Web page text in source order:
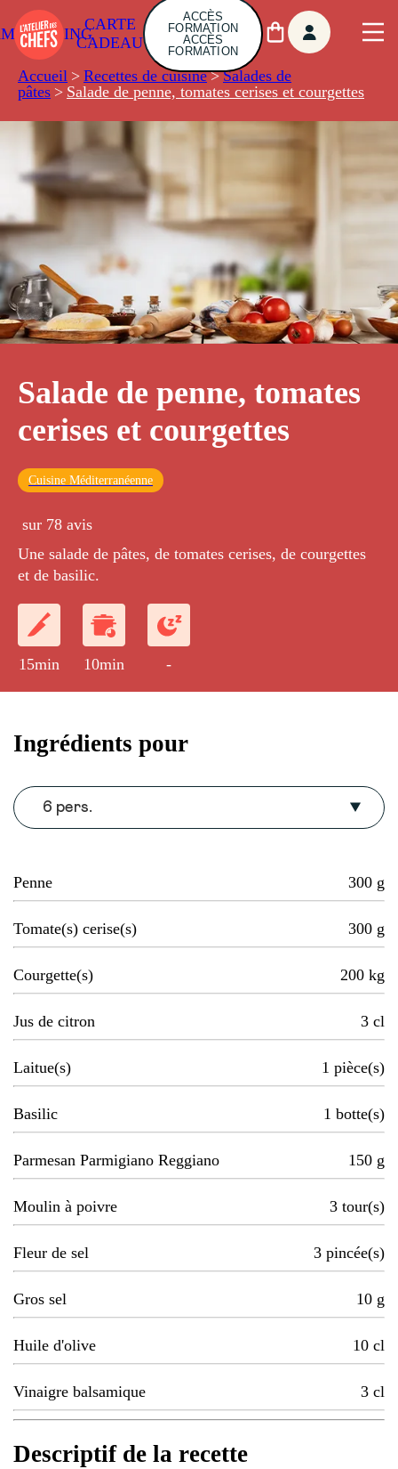
CARTE
CADEAU
ACCÈS
FORMATION
ACCÈS
FORMATION
Accueil > Recettes de cuisine > Salades de
pâtes > Salade de penne, tomates cerises et courgettes
Salade de penne, tomates
cerises et courgettes
Cuisine Méditerranéenne
sur 78 avis
Une salade de pâtes, de tomates cerises, de courgettes
et de basilic.
15min 10min -
Ingrédients pour
6 pers.
Penne 300 g
Tomate(s) cerise(s) 300 g
Courgette(s) 200 kg
Jus de citron 3 cl
Laitue(s) 1 pièce(s)
Basilic 1 botte(s)
Parmesan Parmigiano Reggiano 150 g
Moulin à poivre 3 tour(s)
Fleur de sel 3 pincée(s)
Gros sel 10 g
Huile d'olive 10 cl
Vinaigre balsamique 3 cl
Descriptif de la recette